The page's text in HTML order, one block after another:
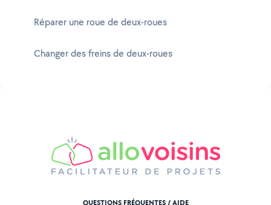
Réparer une roue de deux-roues
Changer des freins de deux-roues
QUESTIONS FRÉQUENTES / AIDE